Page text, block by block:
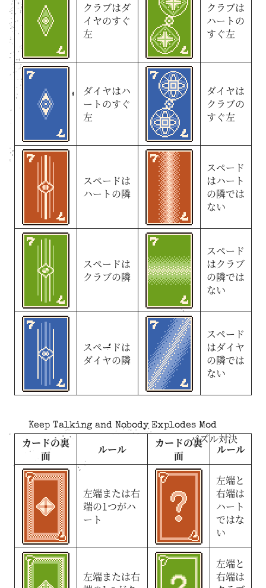
クラブはダ
イヤのすぐ
左
クラブは
ハートの
すぐ左
ダイヤはハ
ートのすぐ
左
ダイヤは
クラブの
すぐ左
スペードは
ハートの隣
スペード
はハート
の隣では
ない
スペードは
クラブの隣
スペード
はクラブ
の隣では
ない
スペードは
ダイヤの隣
スペード
はダイヤ
の隣では
ない
Keep Talking and Nobody Explodes Mod
パズル対決
カードの裏
面
ルール
カードの裏
面
ルール
左端または右
端の1つがハ
ート
左端と
右端は
ハート
ではな
い
左端または右
左端と
右端は